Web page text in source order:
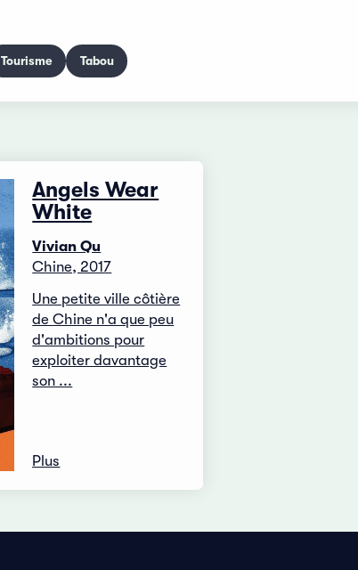
Tourisme Tabou
Angels Wear
White
Vivian Qu
Chine, 2017
Une petite ville côtière
de Chine n'a que peu
d'ambitions pour
exploiter davantage
son ...
Plus